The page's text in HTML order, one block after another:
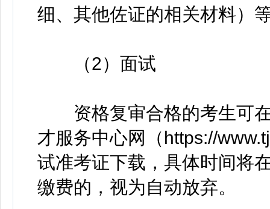
细、其他佐证的相关材料）
（2）面试
资格复审合格的考生可在
才服务中心网（https://
试准考证下载，具体时间将
缴费的，视为自动放弃。